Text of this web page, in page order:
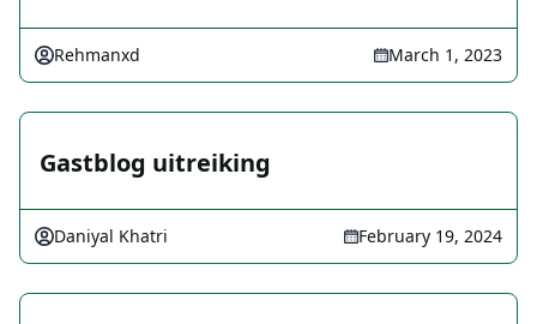
Rehmanxd March 1, 2023
Gastblog uitreiking
Daniyal Khatri February 19, 2024